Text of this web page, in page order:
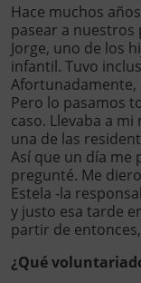
Hace muchos
pasear a nuestros
Jorge, uno de los
infantil. Tuvo
Afortunadamente,
Pero lo pasamos
caso. Llevaba a
una de las
Así que un día me
pregunté. Me
Estela -la
y justo esa tarde
partir de
¿Qué